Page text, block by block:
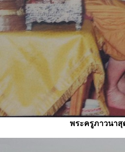
พระครูภาวนาสุ